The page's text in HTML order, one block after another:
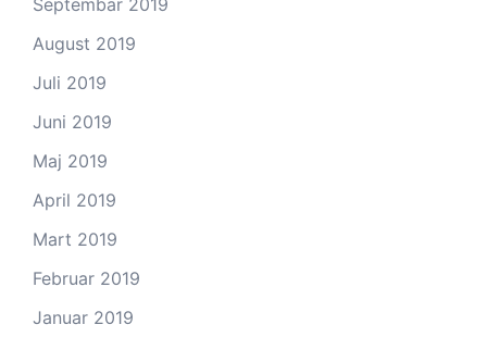
Septembar 2019
August 2019
Juli 2019
Juni 2019
Maj 2019
April 2019
Mart 2019
Februar 2019
Januar 2019